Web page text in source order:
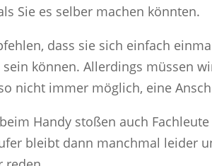
Sie es selber machen könnten.
dass sie sich einfach
können. Allerdings müssen
nicht immer möglich, eine
Handy stoßen auch
bleibt dann manchmal leider